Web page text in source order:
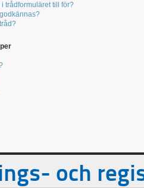
i trådformuläret till för?
och